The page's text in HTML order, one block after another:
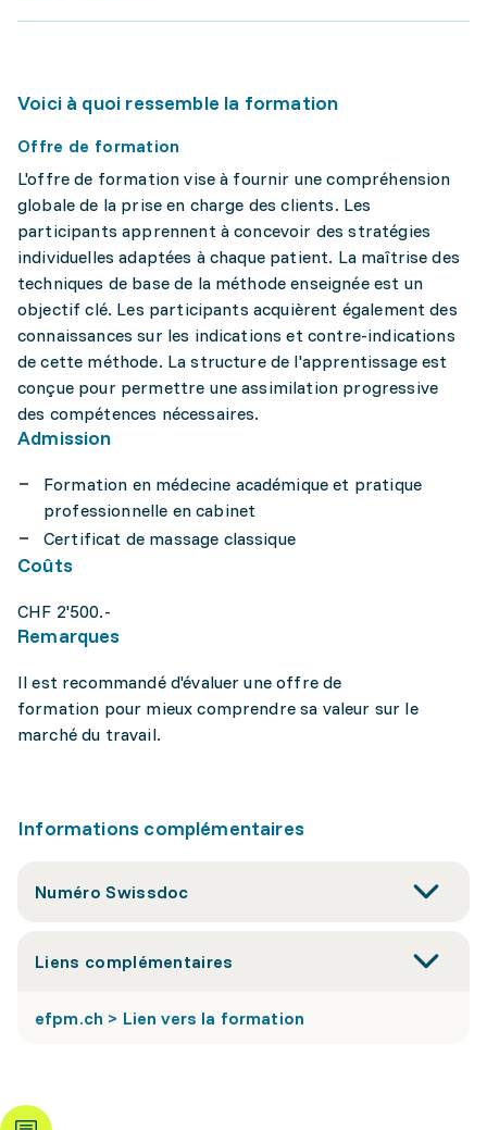
Voici à quoi ressemble la formation
Offre de formation
L'offre de formation vise à fournir une compréhension
globale de la prise en charge des clients. Les
participants apprennent à concevoir des stratégies
individuelles adaptées à chaque patient. La maîtrise des
techniques de base de la méthode enseignée est un
objectif clé. Les participants acquièrent également des
connaissances sur les indications et contre-indications
de cette méthode. La structure de l'apprentissage est
conçue pour permettre une assimilation progressive
des compétences nécessaires.
Admission
Formation en médecine académique et pratique
professionnelle en cabinet
Certificat de massage classique
Coûts
CHF 2'500.-
Remarques
Il est recommandé d'évaluer une offre de
formation pour mieux comprendre sa valeur sur le
marché du travail.
Informations complémentaires
Numéro Swissdoc
Liens complémentaires
efpm.ch > Lien vers la formation